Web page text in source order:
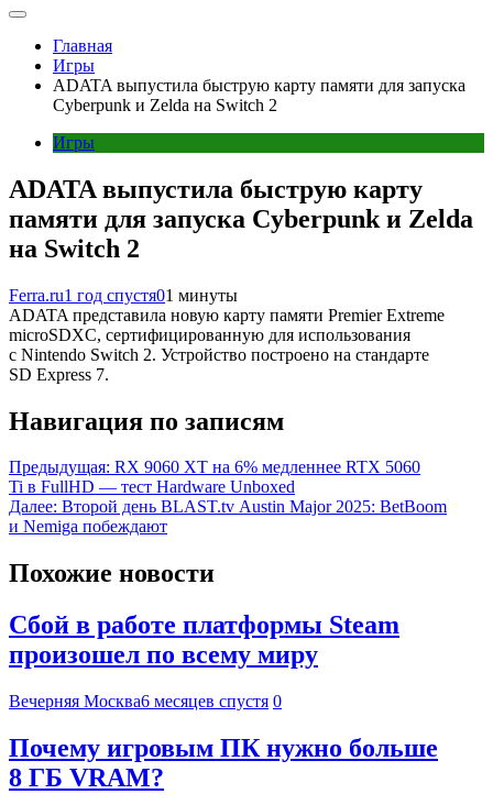
Главная
Игры
ADATA выпустила быструю карту памяти для запуска
Cyberpunk и Zelda на Switch 2
Игры
ADATA выпустила быструю карту
памяти для запуска Cyberpunk и Zelda
на Switch 2
Ferra.ru1 год спустя01 минуты
ADATA представила новую карту памяти Premier Extreme
microSDXC, сертифицированную для использования
с Nintendo Switch 2. Устройство построено на стандарте
SD Express 7.
Навигация по записям
Предыдущая: RX 9060 XT на 6% медленнее RTX 5060
Ti в FullHD — тест Hardware Unboxed
Далее: Второй день BLAST.tv Austin Major 2025: BetBoom
и Nemiga побеждают
Похожие новости
Сбой в работе платформы Steam
произошел по всему миру
Вечерняя Москва6 месяцев спустя 0
Почему игровым ПК нужно больше
8 ГБ VRAM?